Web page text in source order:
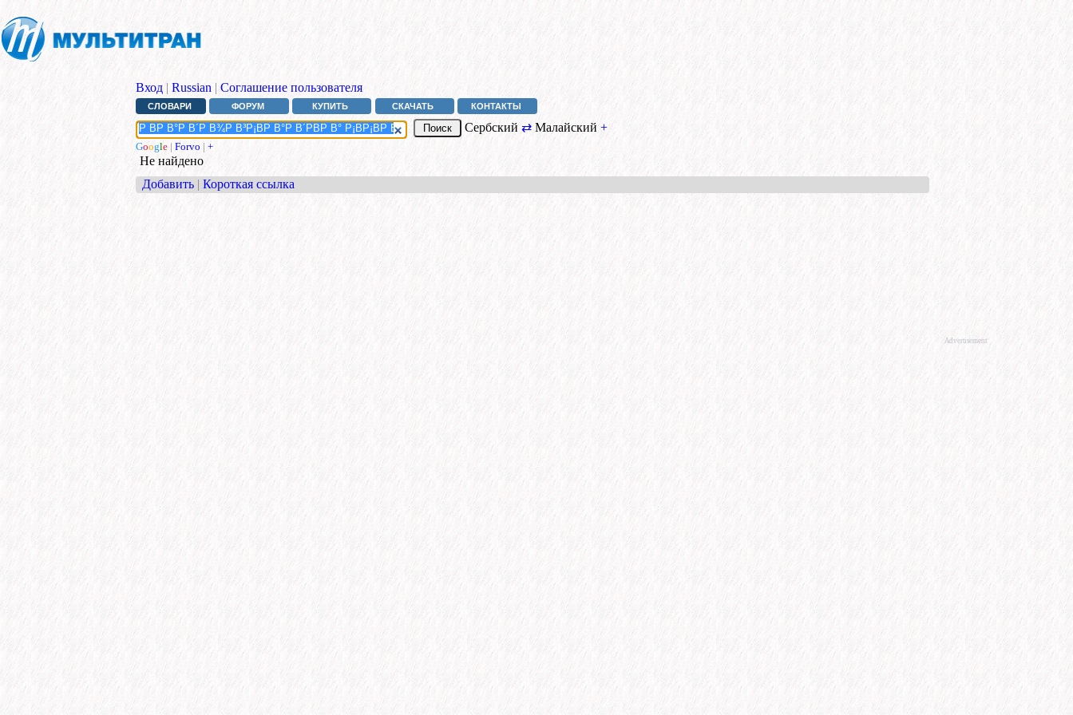
Вход | Russian | Соглашение пользователя
СЛОВАРИ ФОРУМ КУПИТЬ СКАЧАТЬ КОНТАКТЫ
Сербский ⇄Малайский+
Google | Forvo | +
Не найдено
Добавить | Короткая ссылка
Advertisement